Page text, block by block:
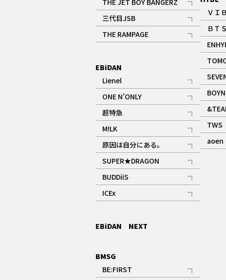
THE JET BOY BANGERZ
記事
三代目JSB
記事
THE RAMPAGE
記事
EBiDAN
Lienel
記事
ONE N’ONLY
記事
超特急
記事
ギャラリー
M!LK
記事
原因は自分にある。
記事
SUPER★DRAGON
記事
BUDDiiS
記事
ICEx
記事
EBiDAN NEXT
BMSG
BE:FIRST
ＶＩ
記
ＢＴＳ
記
記
記
ギ
記
記
記
ギ
TWS
記
aoen
記